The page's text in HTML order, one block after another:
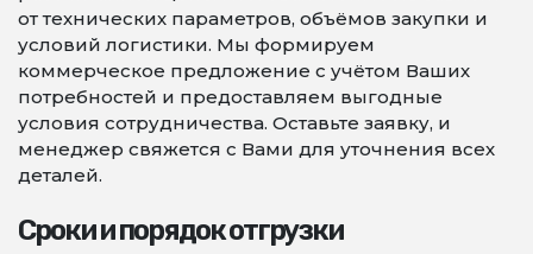
от технических параметров, объёмов закупки и
условий логистики. Мы формируем
коммерческое предложение с учётом Ваших
потребностей и предоставляем выгодные
условия сотрудничества. Оставьте заявку, и
менеджер свяжется с Вами для уточнения всех
деталей.
Сроки и порядок отгрузки